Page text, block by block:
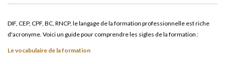
DIF, CEP, CPF, BC, RNCP, le langage de la formation professionnelle est riche
d'acronyme. Voici un guide pour comprendre les sigles de la formation :
Le vocabulaire de la formation